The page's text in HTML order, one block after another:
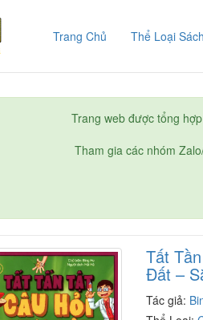
Trang Chủ (current)Thể Loại Sách
Trang web được tổng
Tham gia các nhóm
Tất
Đất –
Tác giả: